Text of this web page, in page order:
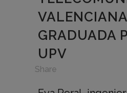
VALENCIANA
GRADUADA
UPV
Share